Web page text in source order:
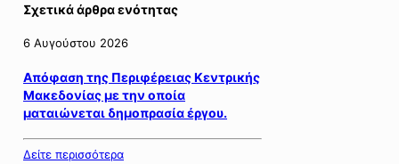
Σχετικά άρθρα ενότητας
6 Αυγούστου 2026
Απόφαση της Περιφέρειας Κεντρικής
Μακεδονίας με την οποία
ματαιώνεται δημοπρασία έργου.
Δείτε περισσότερα